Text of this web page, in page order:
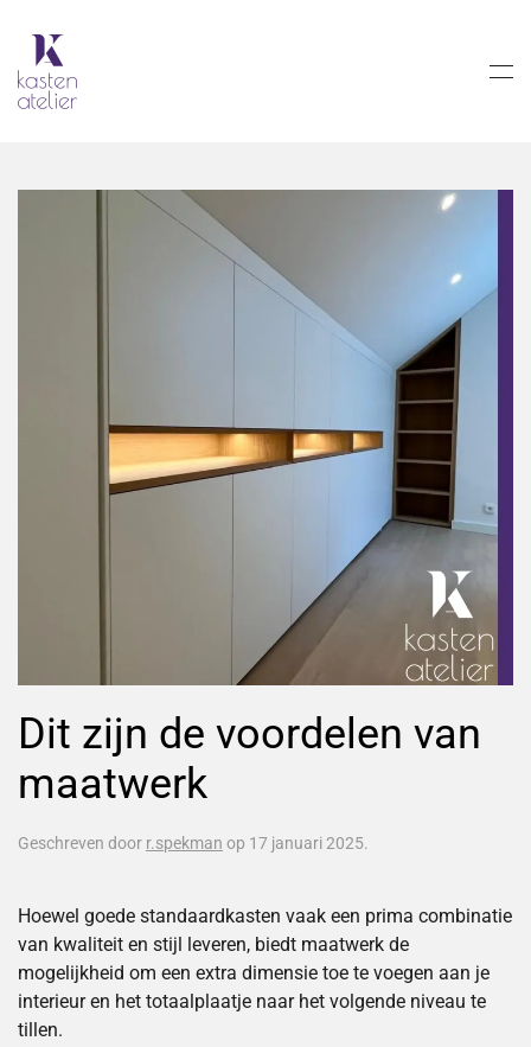
Skip to main content
Dit zijn de voordelen van
maatwerk
Geschreven door r.spekman op 17 januari 2025.
Hoewel goede standaardkasten vaak een prima combinatie
van kwaliteit en stijl leveren, biedt maatwerk de
mogelijkheid om een extra dimensie toe te voegen aan je
interieur en het totaalplaatje naar het volgende niveau te
tillen.